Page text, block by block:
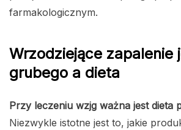
farmakologicznym.
Wrzodziejące zapalenie
grubego a dieta
Przy leczeniu wzjg ważna jest dieta
Niezwykle istotne jest to, jakie